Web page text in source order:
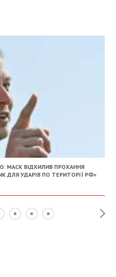
МАСК ВІДХИЛИВ ПРОХАННЯ
ДЛЯ УДАРІВ ПО ТЕРИТОРІЇ РФ»